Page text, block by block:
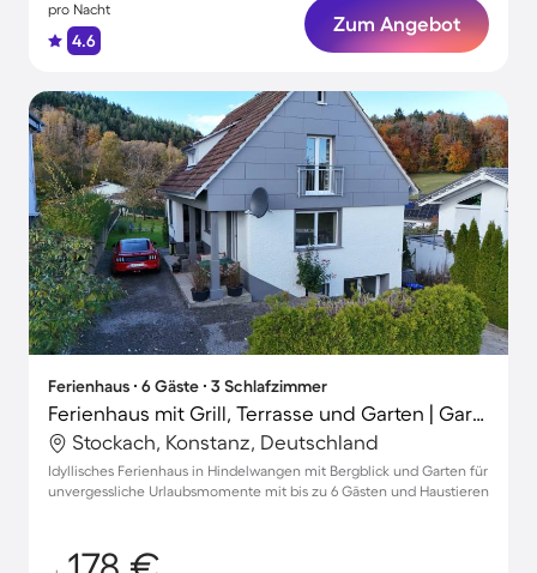
pro Nacht
4.6
Zum Angebot
Ferienhaus ∙ 6 Gäste ∙ 3 Schlafzimmer
Ferienhaus mit Grill, Terrasse und Garten | Gartenblick
Stockach, Konstanz, Deutschland
Idyllisches Ferienhaus in Hindelwangen mit Bergblick und Garten für
unvergessliche Urlaubsmomente mit bis zu 6 Gästen und Haustieren